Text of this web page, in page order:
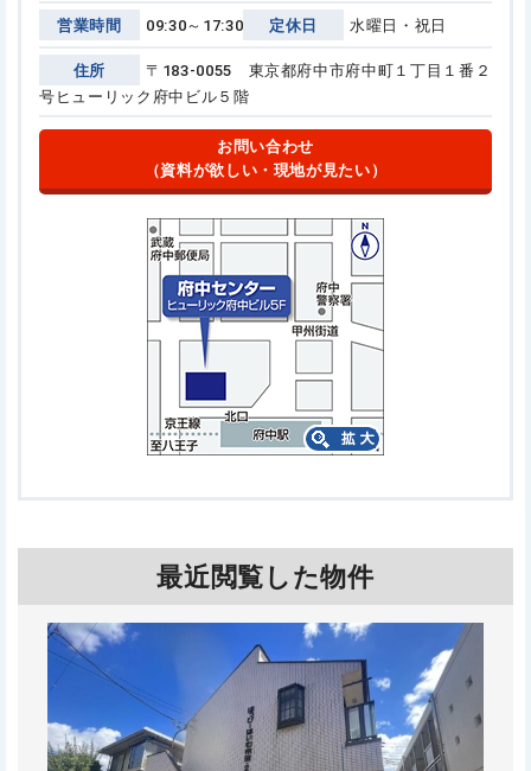
営業時間 09:30～17:30 定休日 水曜日・祝日
住所
〒183-0055 東京都府中市府中町１丁目１番２
号 ヒューリック府中ビル５階
お問い合わせ
（資料が欲しい・現地が見たい）
最近閲覧した物件